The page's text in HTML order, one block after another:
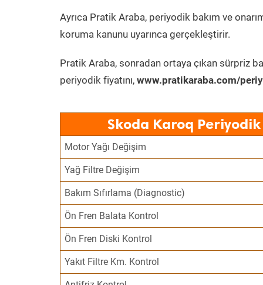
Ayrıca Pratik Araba, periyodik bakım ve
koruma kanunu uyarınca gerçekleştirir.
Pratik Araba, sonradan ortaya çıkan sürpriz
periyodik fiyatını, www.pratikaraba.com/
Skoda Karoq
Motor Yağı Değişim
Yağ Filtre Değişim
Bakım Sıfırlama (Diagnostic)
Ön Fren Balata Kontrol
Ön Fren Diski Kontrol
Yakıt Filtre Km. Kontrol